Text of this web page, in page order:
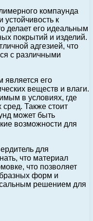
компаунда
устойчивость к
делает его идеальным
покрытий и изделий.
адгезией, что
с различными
его
веществ и влаги.
в условиях, где
сред. Также стоит
может быть
возможности для
для
что материал
что позволяет
форм и
решением для